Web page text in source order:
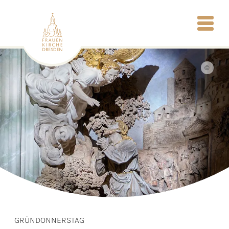
©
GRÜNDONNERSTAG